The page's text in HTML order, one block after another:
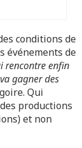
conditions de
événements de
rencontre enfin
gagner des
Qui
productions
et non